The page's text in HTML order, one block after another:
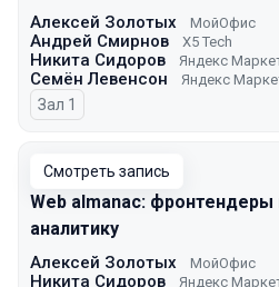
Алексей Золотых МойОфис
Андрей Смирнов X5 Tech
Никита Сидоров Яндекс
Семён Левенсон Яндекс
Зал 1
Смотреть запись
Web almanac:
аналитику
Алексей Золотых МойОфис
Никита Сидоров Яндекс